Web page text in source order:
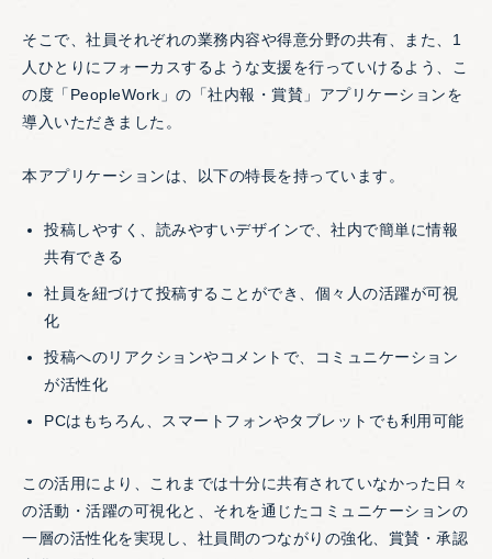
そこで、社員それぞれの業務内容や得意分野の共有、また、1
人ひとりにフォーカスするような支援を行っていけるよう、こ
の度「PeopleWork」の「社内報・賞賛」アプリケーションを
導入いただきました。
本アプリケーションは、以下の特長を持っています。
投稿しやすく、読みやすいデザインで、社内で簡単に情報
共有できる
社員を紐づけて投稿することができ、個々人の活躍が可視
化
投稿へのリアクションやコメントで、コミュニケーション
が活性化
PCはもちろん、スマートフォンやタブレットでも利用可能
この活用により、これまでは十分に共有されていなかった日々
の活動・活躍の可視化と、それを通じたコミュニケーションの
一層の活性化を実現し、社員間のつながりの強化、賞賛・承認